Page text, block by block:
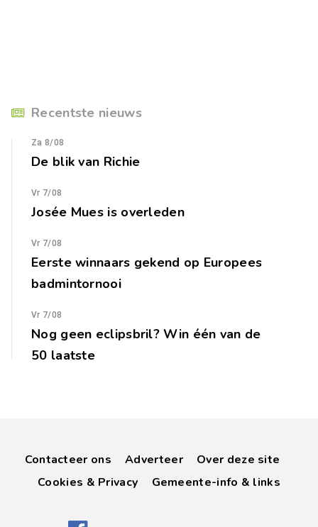
Recentste nieuws
Za 8/08
De blik van Richie
Vr 7/08
Josée Mues is overleden
Vr 7/08
Eerste winnaars gekend op Europees
badmintornooi
Vr 7/08
Nog geen eclipsbril? Win één van de
50 laatste
Contacteer ons Adverteer
Over deze site
Cookies & Privacy
Gemeente-info & links